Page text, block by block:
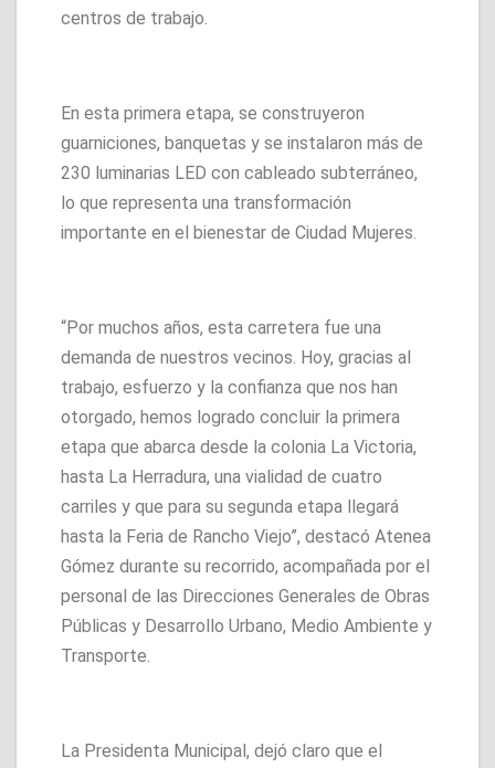
centros de trabajo.
En esta primera etapa, se construyeron
guarniciones, banquetas y se instalaron más de
230 luminarias LED con cableado subterráneo,
lo que representa una transformación
importante en el bienestar de Ciudad Mujeres.
“Por muchos años, esta carretera fue una
demanda de nuestros vecinos. Hoy, gracias al
trabajo, esfuerzo y la confianza que nos han
otorgado, hemos logrado concluir la primera
etapa que abarca desde la colonia La Victoria,
hasta La Herradura, una vialidad de cuatro
carriles y que para su segunda etapa llegará
hasta la Feria de Rancho Viejo”, destacó Atenea
Gómez durante su recorrido, acompañada por el
personal de las Direcciones Generales de Obras
Públicas y Desarrollo Urbano, Medio Ambiente y
Transporte.
La Presidenta Municipal, dejó claro que el